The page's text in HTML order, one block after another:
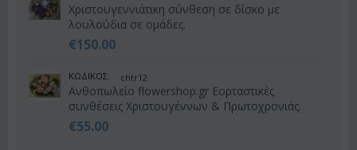
Χριστουγεννιάτικη σύνθεση σε δίσκο με
λουλούδια σε ομάδες.
€150.00
ΚΩΔΙΚΟΣ: chtr12
Ανθοπωλείο flowershop.gr Εορταστικές
συνθέσεις Χριστουγέννων & Πρωτοχρονιάς.
€55.00